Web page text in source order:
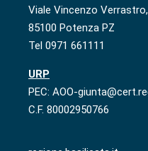
Viale Vincenzo
85100 Potenza PZ
Tel 0971 661111
URP
PEC: AOO-
C.F. 80002950766